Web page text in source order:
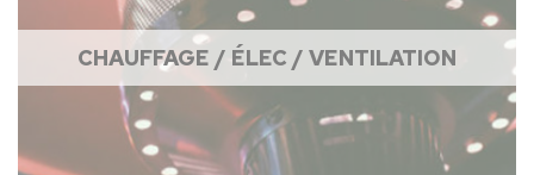
CHAUFFAGE / ÉLEC / VENTILATION